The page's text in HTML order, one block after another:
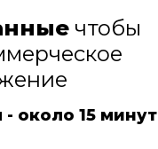
чтобы
- около 15 минут